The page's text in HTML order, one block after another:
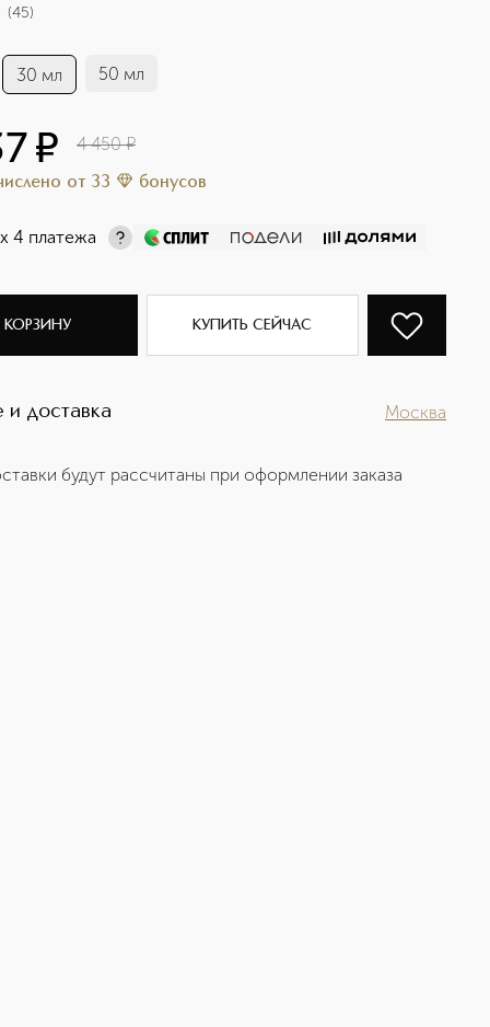
(45)
30 мл 50 мл
¤ 4 450 ¤
от 33 бонусов
х 4 платежа
КОРЗИНУ КУПИТЬ СЕЙЧАС
и доставка Москва
будут рассчитаны при оформлении заказа